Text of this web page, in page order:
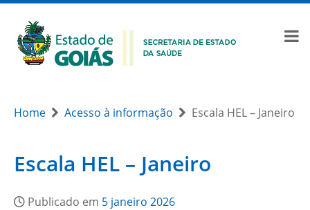
Home Acesso à informação Escala HEL – Janeiro
Escala HEL – Janeiro
Publicado em 5 janeiro 2026